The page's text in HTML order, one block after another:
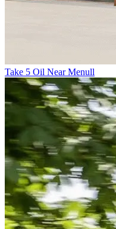
Take 5 Oil Near Menull